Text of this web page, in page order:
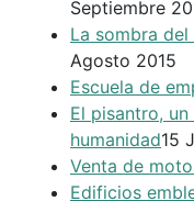
Septiembre
La sombra
Agosto 2015
Escuela de
El pisantro,
humanidad15
Venta de
Edificios